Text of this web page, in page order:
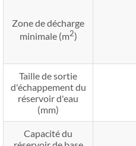
Zone de décharge
minimale (m2)
Taille de sortie
d'échappement du
réservoir d'eau
(mm)
Capacité du